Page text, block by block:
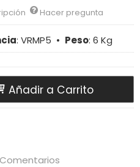
Hacer pregunta
: VRMP5 • Peso: 6 Kg
Añadir a Carrito
Comentarios